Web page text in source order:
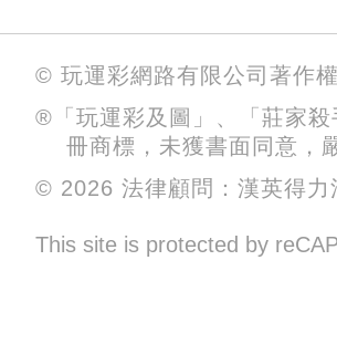
© 玩運彩網路有限公司著作
®「玩運彩及圖」、「莊家
冊商標，未獲書面同意，
© 2026 法律顧問：漢英得
This site is protected by